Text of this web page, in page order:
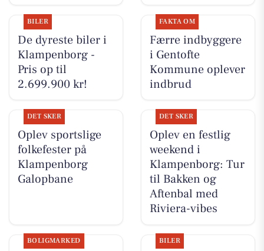
BILER
De dyreste biler i
Klampenborg -
Pris op til
2.699.900 kr!
FAKTA OM
Færre indbyggere
i Gentofte
Kommune oplever
indbrud
DET SKER
Oplev sportslige
folkefester på
Klampenborg
Galopbane
DET SKER
Oplev en festlig
weekend i
Klampenborg: Tur
til Bakken og
Aftenbal med
Riviera-vibes
BOLIGMARKED BILER